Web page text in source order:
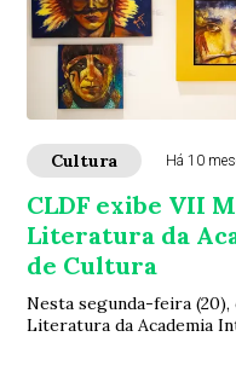
Cultura Há 10
CLDF exibe VII
Literatura da
de Cultura
Nesta segunda-feira
Literatura da Academia